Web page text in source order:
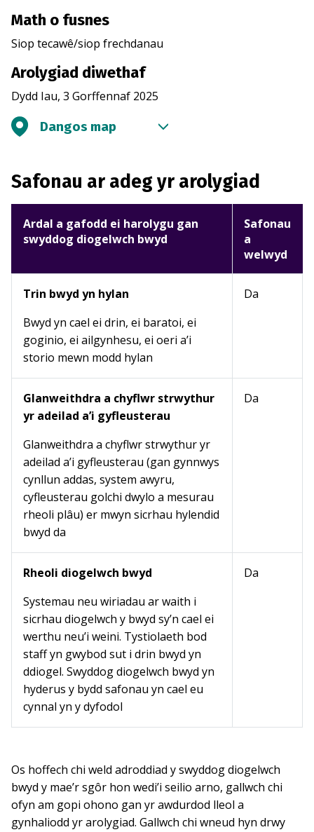
Math o fusnes
Siop tecawê/siop frechdanau
Arolygiad diwethaf
Dydd Iau, 3 Gorffennaf 2025
Dangos map
Safonau ar adeg yr arolygiad
Ardal a gafodd ei harolygu gan
swyddog diogelwch bwyd
Safonau
a
welwyd
Trin bwyd yn hylan
Bwyd yn cael ei drin, ei baratoi, ei
goginio, ei ailgynhesu, ei oeri a’i
storio mewn modd hylan
Da
Glanweithdra a chyflwr strwythur
yr adeilad a’i gyfleusterau
Glanweithdra a chyflwr strwythur yr
adeilad a’i gyfleusterau (gan gynnwys
cynllun addas, system awyru,
cyfleusterau golchi dwylo a mesurau
rheoli plâu) er mwyn sicrhau hylendid
bwyd da
Da
Rheoli diogelwch bwyd
Systemau neu wiriadau ar waith i
sicrhau diogelwch y bwyd sy’n cael ei
werthu neu’i weini. Tystiolaeth bod
staff yn gwybod sut i drin bwyd yn
ddiogel. Swyddog diogelwch bwyd yn
hyderus y bydd safonau yn cael eu
cynnal yn y dyfodol
Da
Os hoffech chi weld adroddiad y swyddog diogelwch
bwyd y mae’r sgôr hon wedi’i seilio arno, gallwch chi
ofyn am gopi ohono gan yr awdurdod lleol a
gynhaliodd yr arolygiad. Gallwch chi wneud hyn drwy